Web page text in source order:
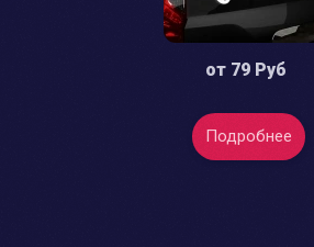
от 79 Руб
Подробнее